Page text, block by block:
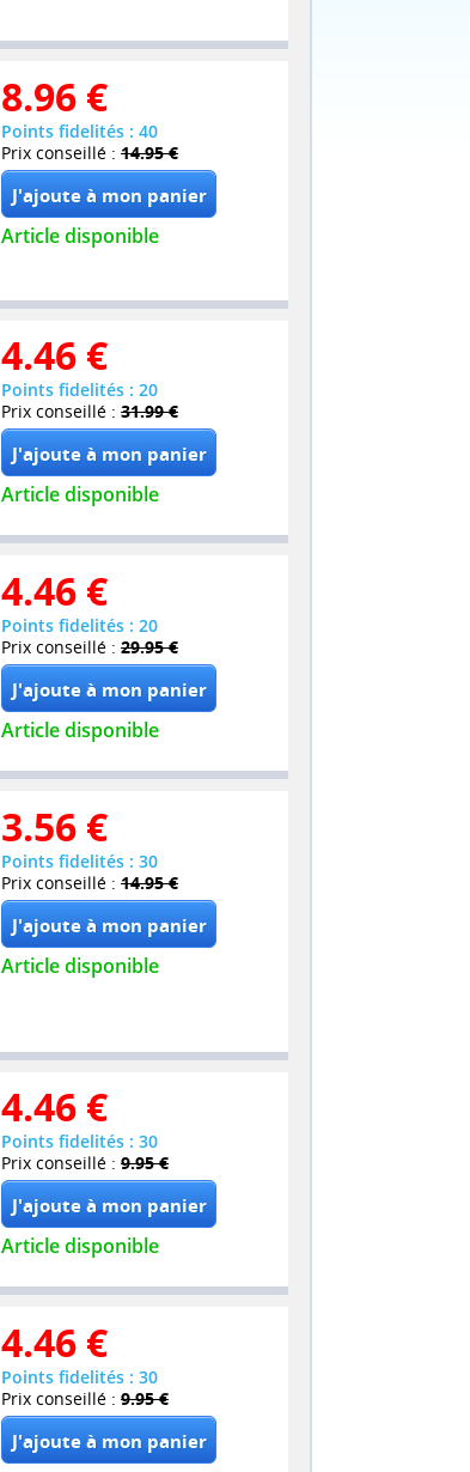
8.96 €
Points fidelités : 40
Prix conseillé : 14.95 €
Article disponible
4.46 €
Points fidelités : 20
Prix conseillé : 31.99 €
Article disponible
4.46 €
Points fidelités : 20
Prix conseillé : 29.95 €
Article disponible
3.56 €
Points fidelités : 30
Prix conseillé : 14.95 €
Article disponible
4.46 €
Points fidelités : 30
Prix conseillé : 9.95 €
Article disponible
4.46 €
Points fidelités : 30
Prix conseillé : 9.95 €